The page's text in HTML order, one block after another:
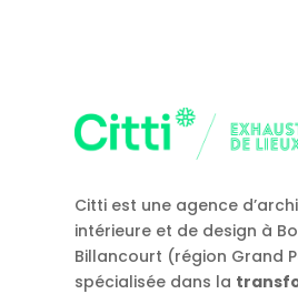
Citti est une agence
intérieure et de design à
Billancourt (région Grand
spécialisée dans la